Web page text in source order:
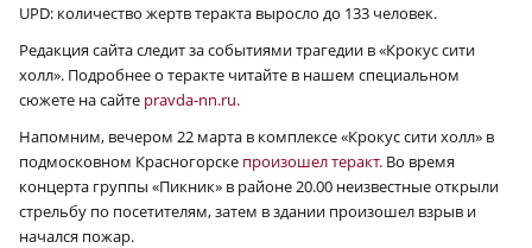
UPD: количество жертв теракта выросло до 133 человек.
Редакция сайта следит за событиями трагедии в «Крокус сити
холл». Подробнее о теракте читайте в нашем специальном
сюжете на сайте pravda-nn.ru.
Напомним, вечером 22 марта в комплексе «Крокус сити холл» в
подмосковном Красногорске произошел теракт. Во время
концерта группы «Пикник» в районе 20.00 неизвестные открыли
стрельбу по посетителям, затем в здании произошел взрыв и
начался пожар.